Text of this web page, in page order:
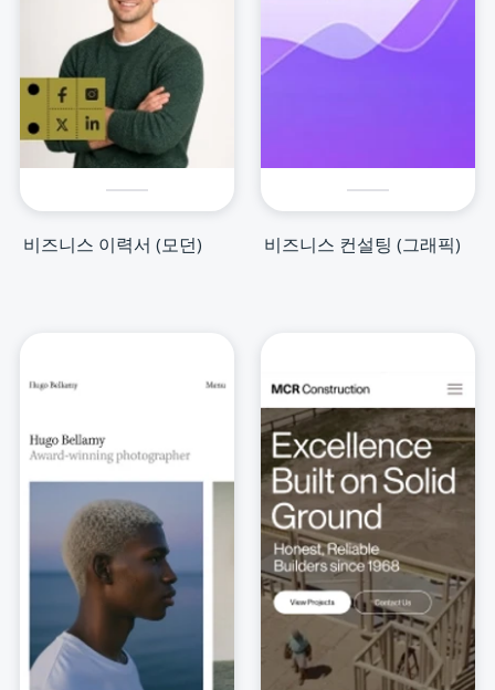
비즈니스 이력서 (모던) 비즈니스 컨설팅 (그래픽)